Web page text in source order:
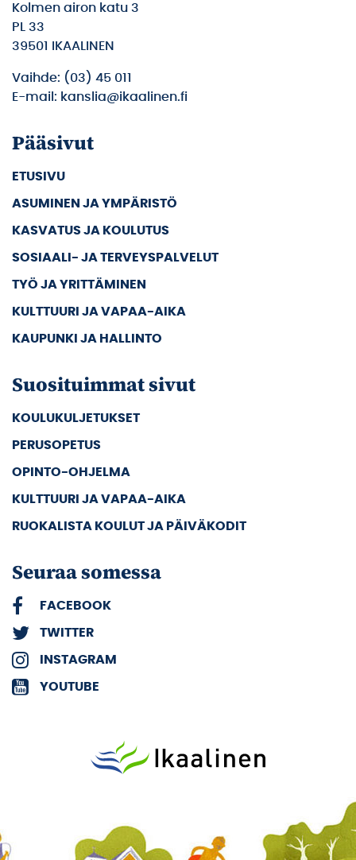
Kolmen airon katu 3
PL 33
39501 IKAALINEN
Vaihde: (03) 45 011
E-mail: kanslia@ikaalinen.fi
Pääsivut
ETUSIVU
ASUMINEN JA YMPÄRISTÖ
KASVATUS JA KOULUTUS
SOSIAALI- JA TERVEYSPALVELUT
TYÖ JA YRITTÄMINEN
KULTTUURI JA VAPAA-AIKA
KAUPUNKI JA HALLINTO
Suosituimmat sivut
KOULUKULJETUKSET
PERUSOPETUS
OPINTO-OHJELMA
KULTTUURI JA VAPAA-AIKA
RUOKALISTA KOULUT JA PÄIVÄKODIT
Seuraa somessa
FACEBOOK
TWITTER
INSTAGRAM
YOUTUBE